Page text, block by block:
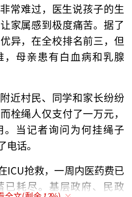
常难过，医生说孩子的生
家属感到极度痛苦。据了
异，在全校排名前三，但
母亲患有白血病和乳腺
近村民、同学和家长纷纷
栓绳人仅支付了一万元，
当记者询问为何挂绳子
话。
ICU抢救，一周内医药费已
已耗尽。基层政府、民政